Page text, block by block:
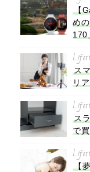
【
め
170
ス
リ
ス
で
【